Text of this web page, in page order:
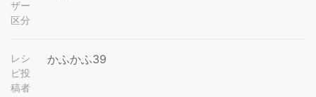
ザー
区分
レシ
ピ投
稿者
かふかふ39